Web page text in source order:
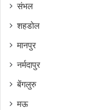
संभल
शहडोल
मानपुर
नर्मदापुर
बेंगलुरु
मऊ